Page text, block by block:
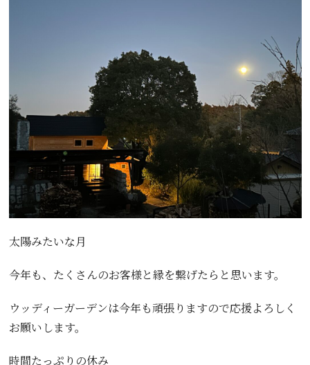
太陽みたいな月
今年も、たくさんのお客様と縁を繋げたらと思います。
ウッディーガーデンは今年も頑張りますので応援よろしく
お願いします。
時間たっぷりの休み